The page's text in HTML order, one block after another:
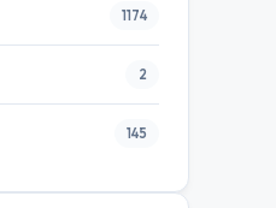
1174
2
145